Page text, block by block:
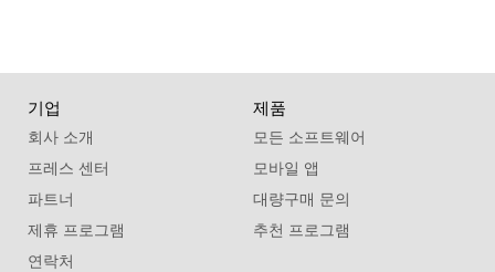
기업
회사 소개
프레스 센터
파트너
제휴 프로그램
연락처
제품
모든 소프트웨어
모바일 앱
대량구매 문의
추천 프로그램